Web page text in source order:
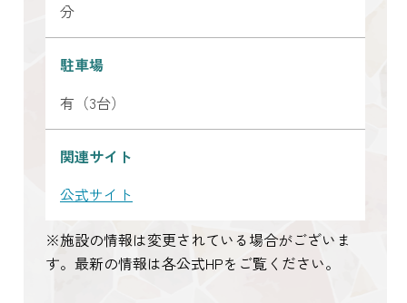
分
駐車場
有（3台）
関連サイト
公式サイト
※施設の情報は変更されている場合がございま
す。最新の情報は各公式HPをご覧ください。